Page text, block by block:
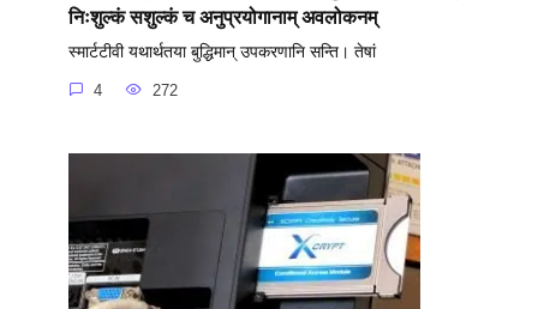
निःशुल्कं सशुल्कं च अनुप्रयोगानाम् अवलोकनम्
स्मार्टटीवी यथार्थतया बुद्धिमान् उपकरणानि सन्ति। तेषां
4 272